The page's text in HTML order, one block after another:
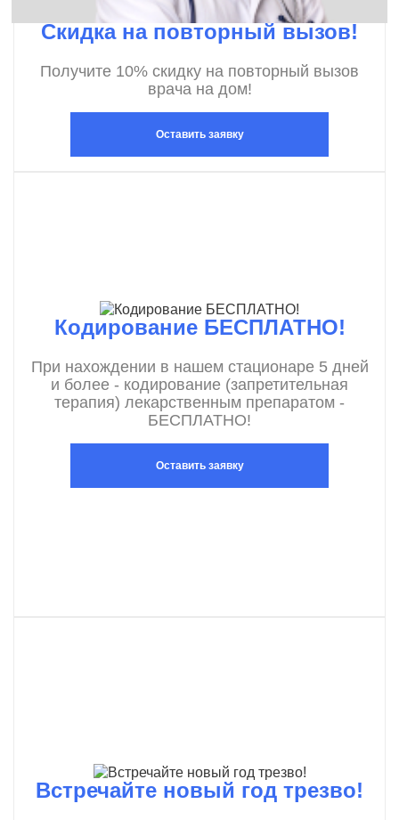
Скидка на повторный вызов!
Получите 10% скидку на повторный вызов
врача на дом!
Оставить заявку
Кодирование БЕСПЛАТНО!
При нахождении в нашем стационаре 5 дней
и более - кодирование (запретительная
терапия) лекарственным препаратом -
БЕСПЛАТНО!
Оставить заявку
Встречайте новый год трезво!